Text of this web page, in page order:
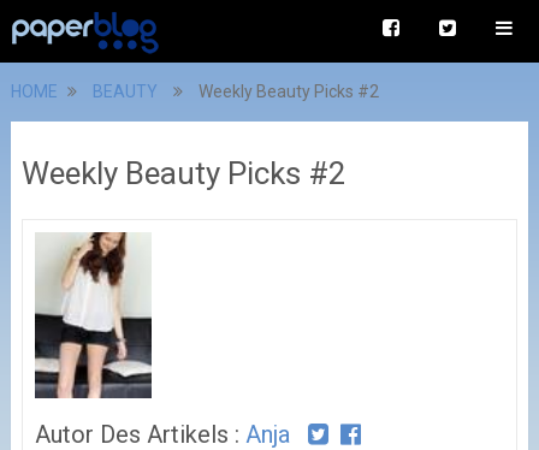
HOME BEAUTY Weekly Beauty Picks #2
Weekly Beauty Picks #2
Autor Des Artikels : Anja